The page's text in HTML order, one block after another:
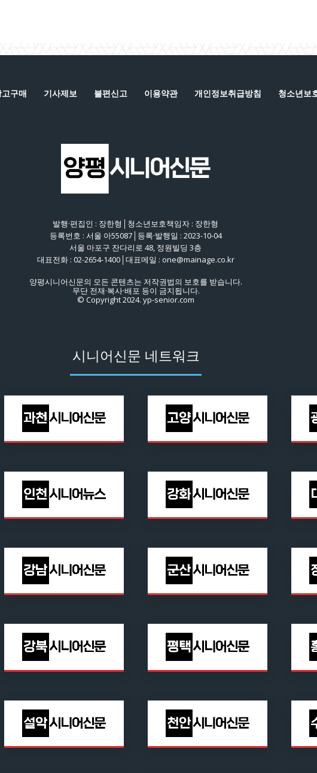
고구매 기사제보 불편신고 이용약관 개인정보취급방침 청소년보
발행·편집인 : 장한형│청소년보호책임자 : 장한형
등록번호 : 서울 아55087│등록·발행일 : 2023-10-04
서울 마포구 잔다리로 48, 정원빌딩 3층
대표전화 : 02-2654-1400│대표메일 : one@mainage.co.kr
양평시니어신문의 모든 콘텐츠는 저작권법의 보호를 받습니다.
무단 전재·복사·배포 등이 금지됩니다.
© Copyright 2024. yp-senior.com
시니어신문 네트워크